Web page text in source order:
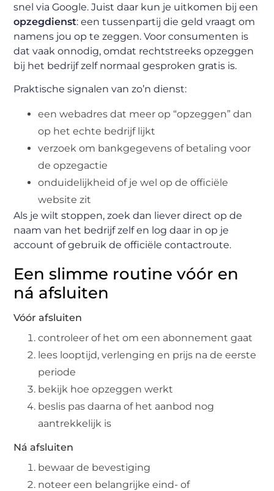
snel via Google. Juist daar kun je uitkomen bij een
opzegdienst: een tussenpartij die geld vraagt om
namens jou op te zeggen. Voor consumenten is
dat vaak onnodig, omdat rechtstreeks opzeggen
bij het bedrijf zelf normaal gesproken gratis is.
Praktische signalen van zo’n dienst:
een webadres dat meer op “opzeggen” dan
op het echte bedrijf lijkt
verzoek om bankgegevens of betaling voor
de opzegactie
onduidelijkheid of je wel op de officiële
website zit
Als je wilt stoppen, zoek dan liever direct op de
naam van het bedrijf zelf en log daar in op je
account of gebruik de officiële contactroute.
Een slimme routine vóór en
ná afsluiten
Vóór afsluiten
controleer of het om een abonnement gaat
lees looptijd, verlenging en prijs na de eerste
periode
bekijk hoe opzeggen werkt
beslis pas daarna of het aanbod nog
aantrekkelijk is
Ná afsluiten
bewaar de bevestiging
noteer een belangrijke eind- of